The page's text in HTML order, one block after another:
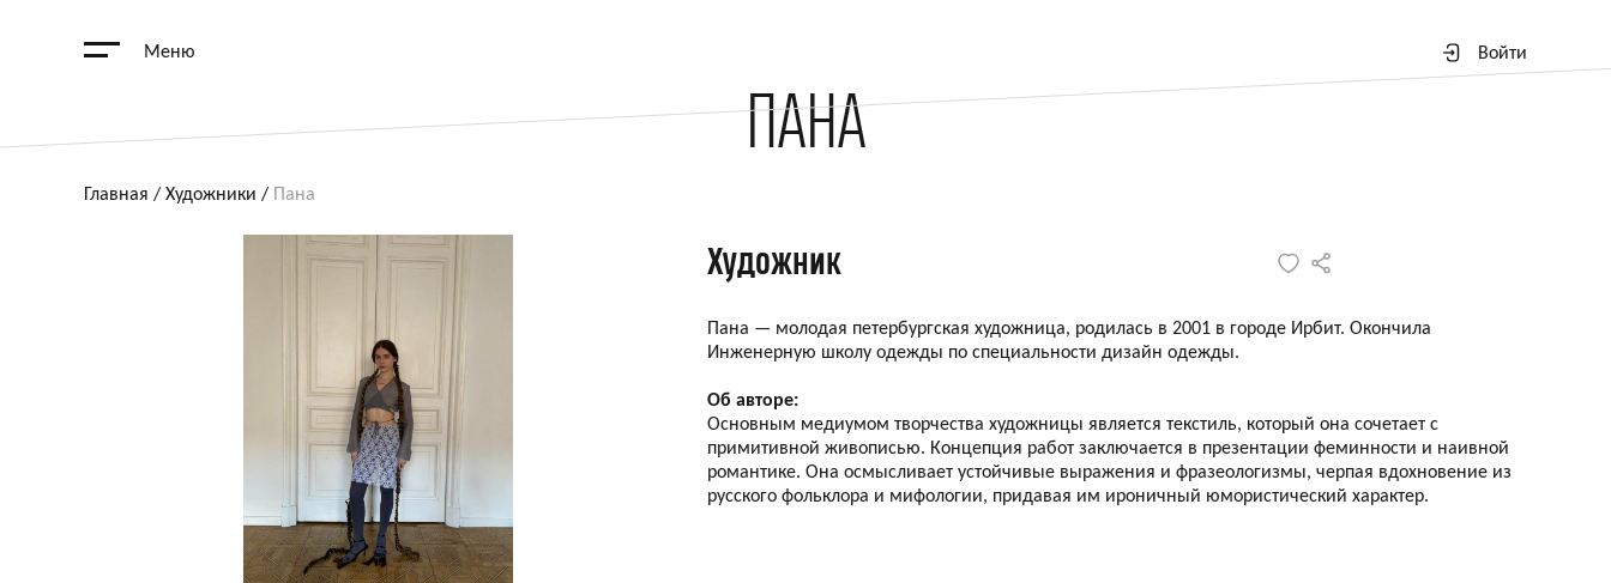
Меню Войти
ПАНА
Главная / Художники / Пана
Художник
Пана — молодая петербургская художница, родилась в 2001 в городе Ирбит. Окончила
Инженерную школу одежды по специальности дизайн одежды.
Об авторе:
Основным медиумом творчества художницы является текстиль, который она сочетает с
примитивной живописью. Концепция работ заключается в презентации феминности и наивной
романтике. Она осмысливает устойчивые выражения и фразеологизмы, черпая вдохновение из
русского фольклора и мифологии, придавая им ироничный юмористический характер.